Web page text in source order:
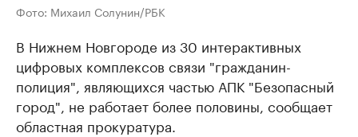
Фото: Михаил Солунин/РБК
В Нижнем Новгороде из 30 интерактивных
цифровых комплексов связи "гражданин-
полиция", являющихся частью АПК "Безопасный
город", не работает более половины, сообщает
областная прокуратура.